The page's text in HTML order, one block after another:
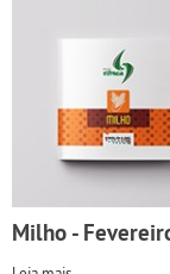
Milho -